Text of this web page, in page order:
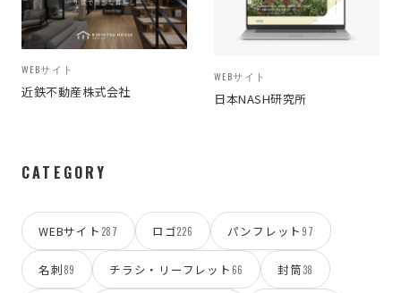
WEBサイト
近鉄不動産株式会社
WEBサイト
日本NASH研究所
CATEGORY
WEBサイト 287 ロゴ226 パンフレット 97
名刺89 チラシ・リーフレット66 封筒38